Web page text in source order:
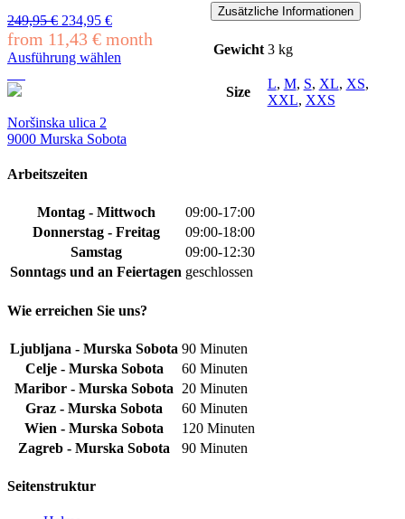
Zusätzliche Informationen
Gewicht 3 kg
Size
L, M, S, XL, XS,
XXL, XXS
werden
249,95€ Ursprünglicher
Preis
war:
249,95 €
234,95 €Aktueller
Preis
ist:
234,95 €.
from 11,43 € month
Ausführung wählen
Produkt
mehrere
Varianten
Die
Produktseite
gewählt
Noršinska ulica 2
9000 Murska Sobota
Arbeitszeiten
Montag - Mittwoch
09:00-17:00
Donnerstag - Freitag
09:00-18:00
Samstag
09:00-12:30
Sonntags und an Feiertagen geschlossen
Wie erreichen Sie uns?
Ljubljana - Murska Sobota 90 Minuten
Celje - Murska Sobota
60 Minuten
Maribor - Murska Sobota
20 Minuten
Graz - Murska Sobota
60 Minuten
Wien - Murska Sobota
120 Minuten
Zagreb - Murska Sobota
90 Minuten
Seitenstruktur